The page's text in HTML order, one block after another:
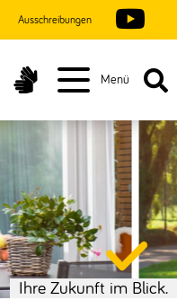
Ausschreibungen
Menü
Ihre Zukunft im Blick.